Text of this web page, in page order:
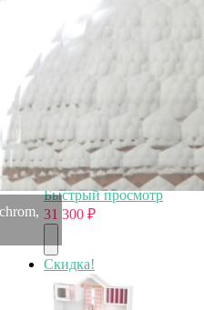
Шкатулка 9925, никель,
ROOMERS
Быстрый просмотр
31 300 ₽
Скидка!